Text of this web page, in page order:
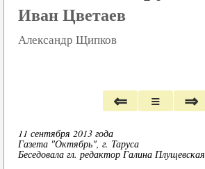
Иван Цветаев
Александр Щипков
⇐ ≡ ⇒
11 сентября 2013 года
Газета "Октябрь", г. Таруса
Беседовала гл. редактор Галина Плущевская